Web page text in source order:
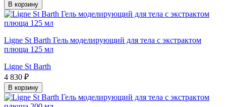
В корзину
Ligne St Barth Гель моделирующий для тела с экстрактом
плюща 125 мл
Ligne St Barth
4 830 ₽
В корзину